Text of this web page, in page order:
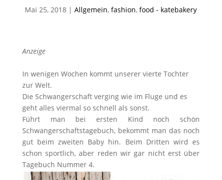
Mai 25, 2018 |Allgemein,fashion,food - katebakery
Anzeige
In wenigen Wochen kommt unserer vierte Tochter
zur Welt.
Die Schwangerschaft verging wie im Fluge und es
geht alles viermal so schnell als sonst.
Führt man bei ersten Kind noch schön
Schwangerschaftstagebuch, bekommt man das noch
gut beim zweiten Baby hin. Beim Dritten wird es
schon sportlich, aber reden wir gar nicht erst über
Tagebuch Nummer 4.